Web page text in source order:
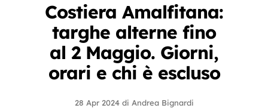
Costiera Amalfitana:
targhe alterne fino
al 2 Maggio. Giorni,
orari e chi è escluso
28 Apr 2024 di Andrea Bignardi